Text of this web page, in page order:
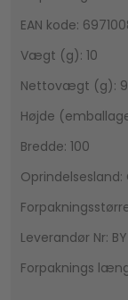
EAN kode:
Vægt (g): 10
Nettovægt (g): 9
Højde
Bredde: 100
Oprindelsesland:
Leverandør Nr:
Forpaknings